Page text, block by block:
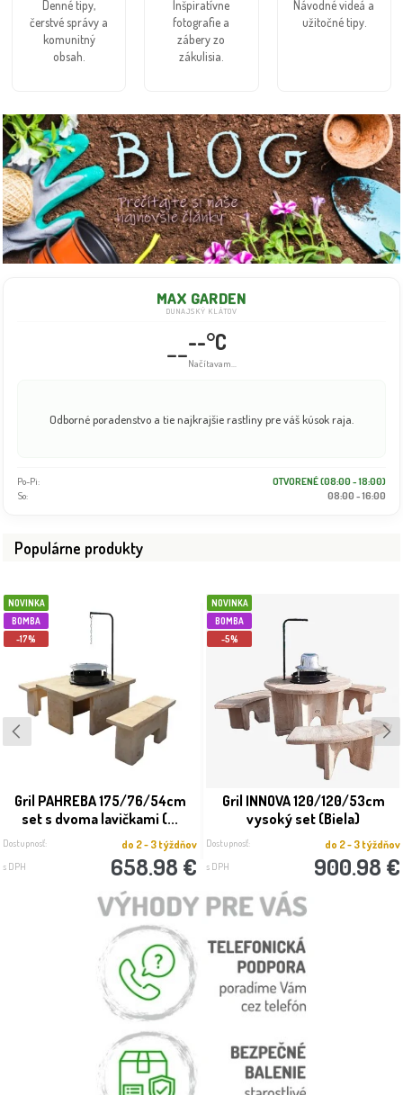
MAX GARDEN
DUNAJSKÝ KLÁTOV
----°C
Načítavam...
Odborné poradenstvo a tie najkrajšie rastliny pre váš kúsok raja.
Po-Pi:
OTVORENÉ (08:00 - 18:00)
So:
08:00 - 16:00
Populárne produkty
NOVINKA
BOMBA
-17%
Gril PAHREBA 175/76/54cm
set s dvoma lavičkami (...
Dostupnosť: do 2 - 3 týždňov
s DPH 658.98 €
NOVINKA
BOMBA
-5%
Gril INNOVA 120/120/53cm
vysoký set (Biela)
Dostupnosť: do 2 - 3 týždňov
s DPH 900.98 €
Denné tipy,
čerstvé správy a
komunitný
obsah.
Inšpiratívne
fotografie a
zábery zo
zákulisia.
Návodné videá a
užitočné tipy.